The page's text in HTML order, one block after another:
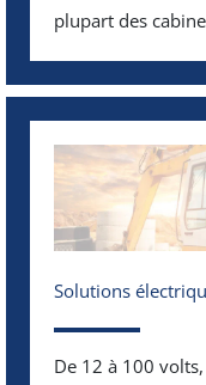
plupart des
Solutions
De 12 à 100